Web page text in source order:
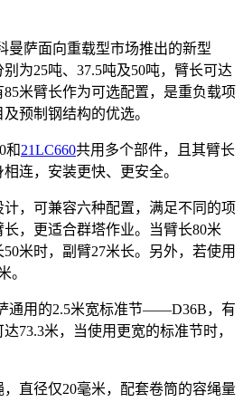
曼萨面向重载型市场推出的新型
为25吨、37.5吨及50吨，臂长可达
米臂长作为可选配置，是重负载项
预制钢结构的优选。
和21LC660共用多个部件，且其臂长
连，安装更快、更安全。
可兼容六种配置，满足不同的项
，更适合群塔作业。当臂长80米
米时，副臂27米长。另外，若使用
。
用的2.5米宽标准节——D36B，有
73.3米，当使用更宽的标准节时，
径仅20毫米，配套卷筒的容绳量